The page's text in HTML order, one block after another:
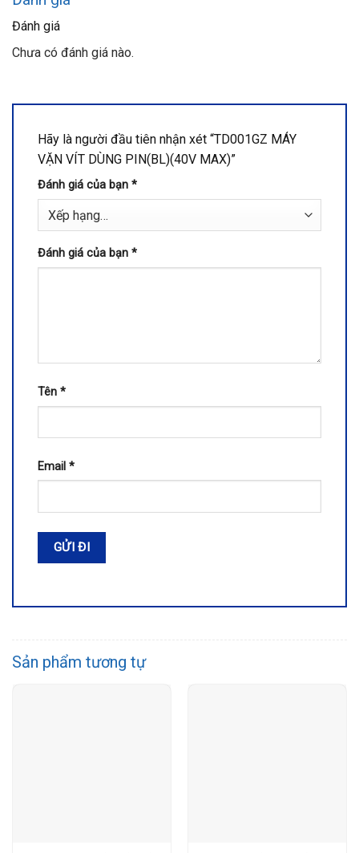
Đánh giá
Chưa có đánh giá nào.
Hãy là người đầu tiên nhận xét “TD001GZ MÁY
VẶN VÍT DÙNG PIN(BL)(40V MAX)”
Đánh giá của bạn *
Đánh giá của bạn *
Tên *
Email *
Sản phẩm tương tự